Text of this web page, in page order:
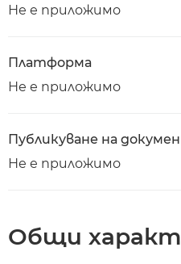
Не е приложимо
Платформа
Не е приложимо
Публикуване на
Не е приложимо
Общи